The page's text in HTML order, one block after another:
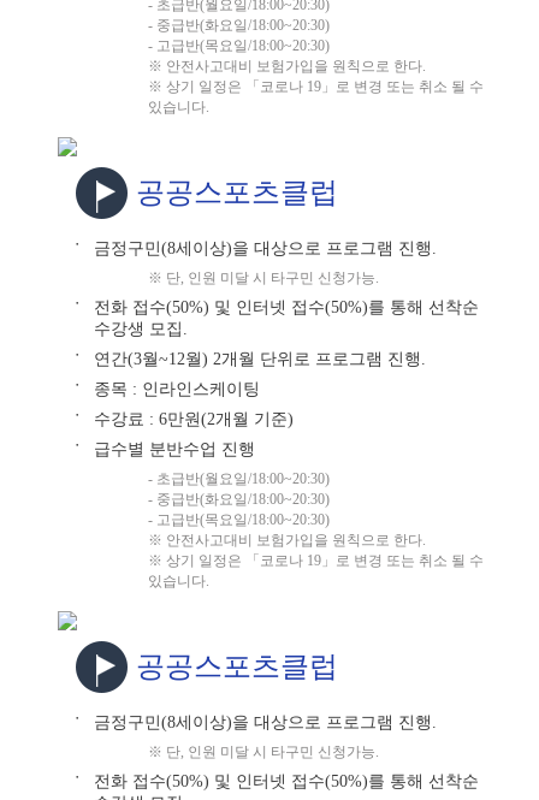
- 초급반(월요일/18:00~20:30)
- 중급반(화요일/18:00~20:30)
- 고급반(목요일/18:00~20:30)
※ 안전사고대비 보험가입을 원칙으로 한다.
※ 상기 일정은 「코로나 19」로 변경 또는 취소 될 수
있습니다.
공공스포츠클럽
● 금정구민(8세이상)을 대상으로 프로그램 진행.
※ 단, 인원 미달 시 타구민 신청가능.
●
전화 접수(50%) 및 인터넷 접수(50%)를 통해 선착순
수강생 모집.
● 연간(3월~12월) 2개월 단위로 프로그램 진행.
● 종목 : 인라인스케이팅
● 수강료 : 6만원(2개월 기준)
● 급수별 분반수업 진행
- 초급반(월요일/18:00~20:30)
- 중급반(화요일/18:00~20:30)
- 고급반(목요일/18:00~20:30)
※ 안전사고대비 보험가입을 원칙으로 한다.
※ 상기 일정은 「코로나 19」로 변경 또는 취소 될 수
있습니다.
공공스포츠클럽
● 금정구민(8세이상)을 대상으로 프로그램 진행.
※ 단, 인원 미달 시 타구민 신청가능.
●
전화 접수(50%) 및 인터넷 접수(50%)를 통해 선착순